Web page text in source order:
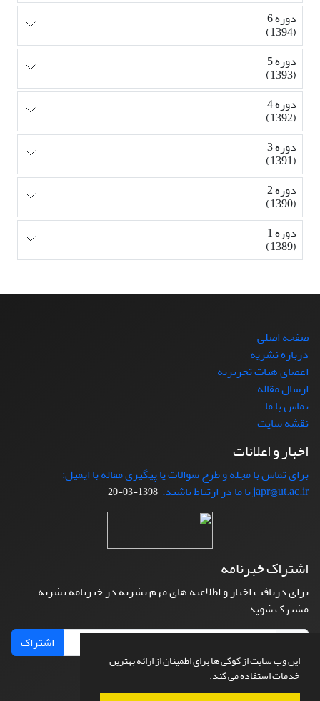
این وب سایت از کوکی ها برای اطمینان از ارائه بهترین
خدمات استفاده می کند.
دوره 6
(1394)
دوره 5
(1393)
دوره 4
(1392)
دوره 3
(1391)
دوره 2
(1390)
دوره 1
(1389)
صفحه اصلی
درباره نشریه
اعضای هیات تحریریه
ارسال مقاله
تماس با ما
نقشه سایت
اخبار و اعلانات
برای تماس با مجله و طرح سوالات یا پیگیری مقاله با ایمیل:
japr@ut.ac.ir با ما در ارتباط باشید.
1398-03-20
اشتراک خبرنامه
برای دریافت اخبار و اطلاعیه های مهم نشریه در خبرنامه نشریه
مشترک شوید.
اشتراک